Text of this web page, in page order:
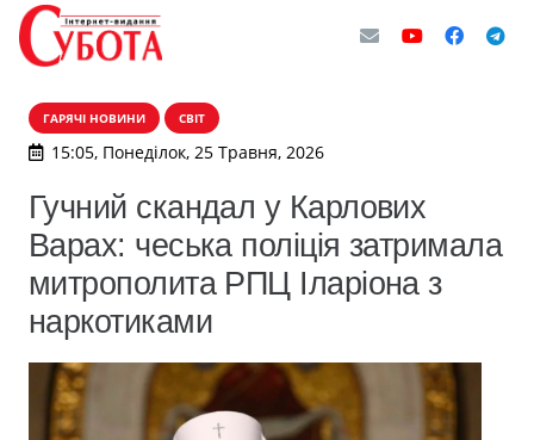
ГАРЯЧІ НОВИНИ СВІТ
15:05, Понеділок, 25 Травня, 2026
Гучний скандал у Карлових
Варах: чеська поліція затримала
митрополита РПЦ Іларіона з
наркотиками